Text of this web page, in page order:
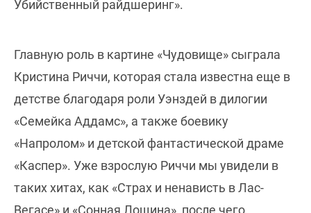
Убийственный райдшеринг».
Главную роль в картине «Чудовище» сыграла
Кристина Риччи, которая стала известна еще в
детстве благодаря роли Уэнздей в дилогии
«Семейка Аддамс», а также боевику
«Напролом» и детской фантастической драме
«Каспер». Уже взрослую Риччи мы увидели в
таких хитах, как «Страх и ненависть в Лас-
Вегасе» и «Сонная Лощина», после чего